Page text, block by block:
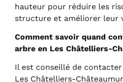
hauteur pour réduire les
structure et améliorer leur
Comment savoir quand
arbre en Les Châtelliers-
Il est conseillé de
Les Châtelliers-